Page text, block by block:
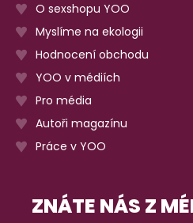
O sexshopu YOO
Myslíme na ekologii
Hodnocení obchodu
YOO v médiích
Pro média
Autoři magazínu
Práce v YOO
ZNÁTE NÁS Z